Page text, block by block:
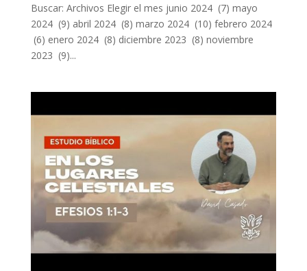
Buscar: Archivos Elegir el mes junio 2024 (7) mayo
2024 (9) abril 2024 (8) marzo 2024 (10) febrero 2024
(6) enero 2024 (8) diciembre 2023 (8) noviembre
2023 (9)...